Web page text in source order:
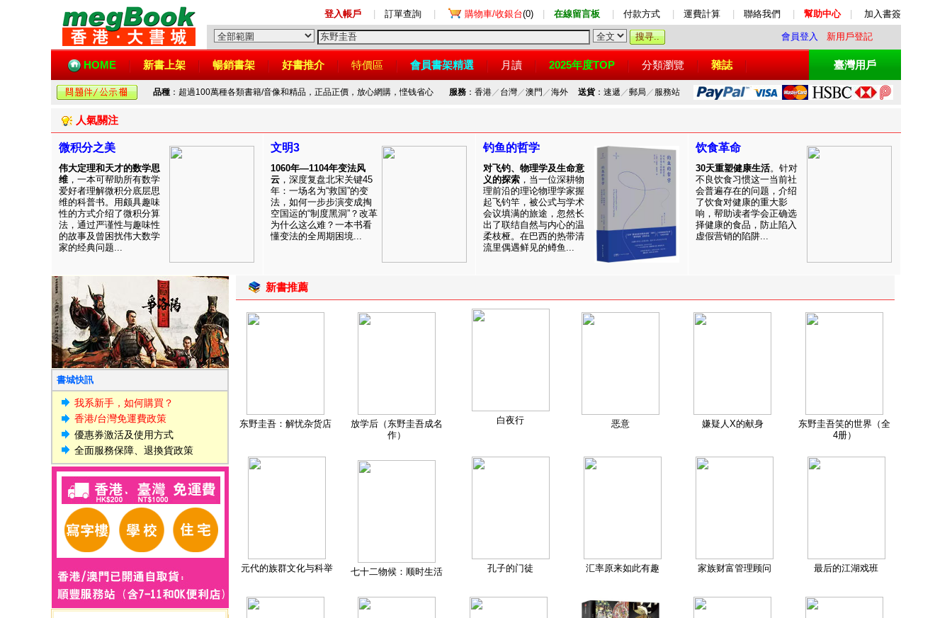
登入帳戶 訂單查詢 購物車/收銀台(0) 在線留言板 付款方式 運費計算 聯絡我們 幫助中心 加入書簽
會員登入 新用戶登記
HOME 新書上架 暢銷書架 好書推介 特價區 會員書架精選 月讀 2025年度TOP 分類瀏覽 雜誌 臺灣用戶
品種 ：超過100萬種各類書籍/音像和精品，正品正價，放心網購，悭钱省心 服務：香港／ 台灣／澳門 ／海外 送貨：速遞 ／郵局 ／ 服務站
人氣關注
微积分之美
伟大定理和天才的数学思
维 ，一本可帮助所有数学
爱好者理解微积分底层思
维的科普书。用颇具趣味
性的方式介绍了微积分算
法，通过严谨性与趣味性
的故事及曾困扰伟大数学
家的经典问题...
文明3
1060年—1104年变法风
云 ，深度复盘北宋关键45
年：一场名为“救国”的变
法，如何一步步演变成掏
空国运的“制度黑洞”？改革
为什么这么难？一本书看
懂变法的全周期困境...
钓鱼的哲学
对飞钓、物理学及生命意
义的探索 ，当一位深耕物
理前沿的理论物理学家握
起飞钓竿，被公式与学术
会议填满的旅途，忽然长
出了联结自然与内心的温
柔枝桠。在巴西的热带清
流里偶遇鲜见的鳟鱼...
饮食革命
30天重塑健康生活。针对
不良饮食习惯这一当前社
会普遍存在的问题，介绍
了饮食对健康的重大影
响，帮助读者学会正确选
择健康的食品，防止陷入
虚假营销的陷阱...
書城快訊
我系新手，如何購買？
香港/台灣免運費政策
優惠券激活及使用方式
全面服務保障、退換貨政策
新書推薦
东野圭吾：解忧杂货店
放学后（东野圭吾成名
作）
白夜行 恶意 嫌疑人X的献身
东野圭吾笑的世界（全
4册）
元代的族群文化与科举 七十二物候：顺时生活 孔子的门徒 汇率原来如此有趣 家族财富管理顾问 最后的江湖戏班